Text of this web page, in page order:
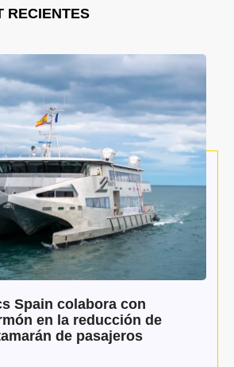
RECIENTES
Spain colabora con
en la reducción de
de pasajeros